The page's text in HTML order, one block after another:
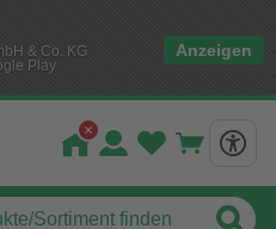
& Co. KG
Play
Anzeigen